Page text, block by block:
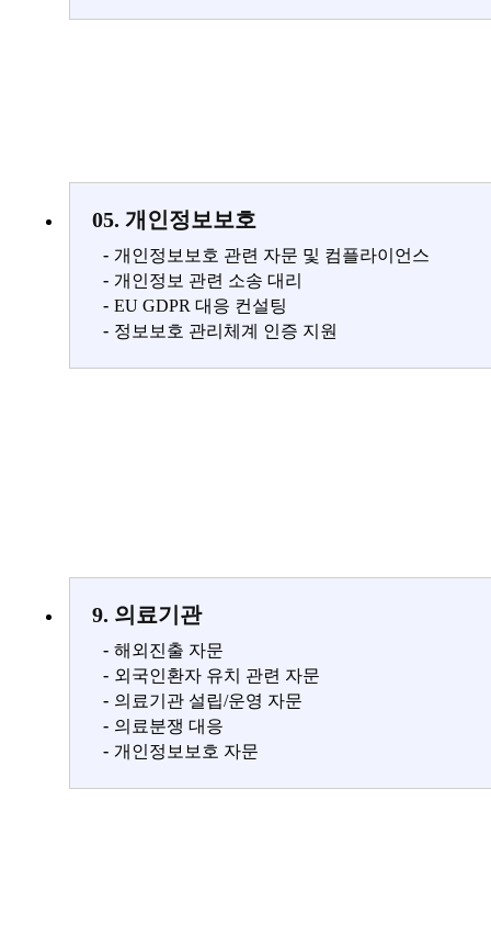
05. 개인정보보호
- 개인정보보호 관련 자문 및 컴플라이언스
- 개인정보 관련 소송 대리
- EU GDPR 대응 컨설팅
- 정보보호 관리체계 인증 지원
9. 의료기관
- 해외진출 자문
- 외국인환자 유치 관련 자문
- 의료기관 설립/운영 자문
- 의료분쟁 대응
- 개인정보보호 자문